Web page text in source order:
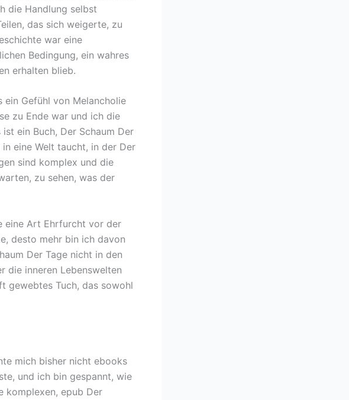
die Handlung selbst
das sich weigerte, zu
war eine
Bedingung, ein wahres
erhalten blieb.
ein Gefühl von Melancholie
zu Ende war und ich die
ein Buch, Der Schaum Der
eine Welt taucht, in der Der
sind komplex und die
zu sehen, was der
eine Art Ehrfurcht vor der
desto mehr bin ich davon
Der Tage nicht in den
die inneren Lebenswelten
gewebtes Tuch, das sowohl
mich bisher nicht ebooks
und ich bin gespannt, wie
komplexen, epub Der